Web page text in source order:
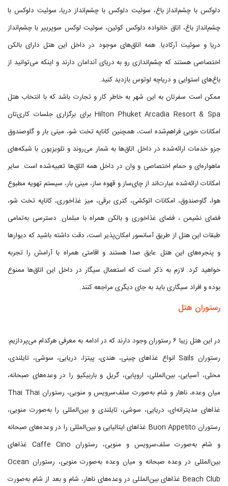
دلوکس با چشم‌انداز باغ، سوئیت دلوکس با چشم‌انداز دریا، سوئیت دلوکس با
چشم‌انداز باغ، اتاق خانواده دلوکس کوئین، سوئیت لوکس سوپرییر با چشم‌انداز
دریا و سوئیت آرکادیا. همه اتاق‌های موجود در داخل این هتل دارای بالکن
اختصاصی هستند که چشم‌اندازی رو به دریای آندامان دارند و اینکه می‌توانید از
باغ‌های استوایی و دریاچه لوتوس بازدید کنید.
ممکن است سفرتان به این شهر به خاطر کار و تجارت باشد که با انتخاب هتل
Hilton Phuket Arcadia Resort & Spa برای برگزاری جلسات کاری‌تان
امکانات خوبی فراهم‌شده است، همچنین کاناپه تخت شو، مینی بار و گاوصندوق
جزو خدمات ارائه‌شده در داخل اتاق‌ها به شمار می‌روند و تلویزیون با شبکه‌های
ماهواره‌ای و حمام اختصاصی و وان در داخل همه اتاق‌ها تعبیه‌شده است. سایر
امکانات ارائه‌شده عبارت‌اند از چای‌ساز و قهوه ساز، مینی بار، سیستم تهویه مطبوع
هوا، گاوصندوق، امکانات اتوکشی، کتری برقی، میز غذاخوری، کاناپه تخت شو،
فضای نشیمن ، فضای غذاخوری و بالکن همراه با مبلمان. دسترسی به‌تمامی
طبقات این هتل از طریق آسانسور امکان‌پذیر است، دقت داشته باشید که دیوارها
و پنجره‌های این هتل عایق صدا هستند و اقامتی همراه با آرامش را تجربه
خواهید کرد. لازم به ذکر است که استعمال سیگار در داخل این اتاق‌ها ممنوع
بوده و افراد سیگاری باید به جای دیگری مراجعه کنند.
رستوران هتل
در این هتل زیبا ۶ رستوران وجود دارند که در ادامه به معرفی هرکدام می‌پردازیم:
رستوران Sails انواع غذاهای چینی، هندی، پیتزا، دریایی، سوشی، تایلندی،
محلی، آسیایی، بین‌المللی، اروپایی، گریل و باربیکیو را در وعده‌های صبحانه،
میان وعده، ناهار و شام به‌صورت سلف‌سرویس و منویی، رستوران Thai Thai
غذاهای مدیترانه‌ای، دریایی، سوشی، تایلندی و بین‌المللی را به‌صورت منویی،
رستوران Buon Appetito غذاهای ایتالیایی و بین‌المللی را در وعده‌های صبحانه
و شام به‌صورت سلف‌سرویس و منویی، رستوران Caffe Cino غذاهای
بین‌المللی در وعده صبحانه و میان وعده به‌صورت منویی، رستوران Ocean
Beach Club غذاهای بین‌المللی در وعده‌های ناهار، شام و بعد از شام به‌صورت